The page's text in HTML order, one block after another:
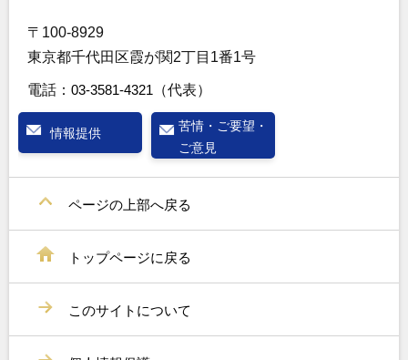
〒100-8929
東京都千代田区霞が関2丁目1番1号
電話： 03-3581-4321 （代表）
情報提供
苦情・ご要望・
ご意見
ページの上部へ戻る
トップページに戻る
このサイトについて